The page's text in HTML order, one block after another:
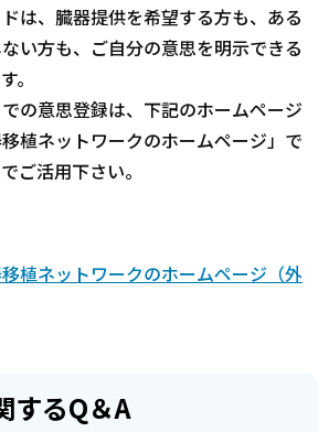
は、臓器提供を希望する方も、ある
い方も、ご自分の意思を明示できる
。
の意思登録は、下記のホームページ
移植ネットワークのホームページ」で
ご活用下さい。
移植ネットワークのホームページ（外
するQ＆A